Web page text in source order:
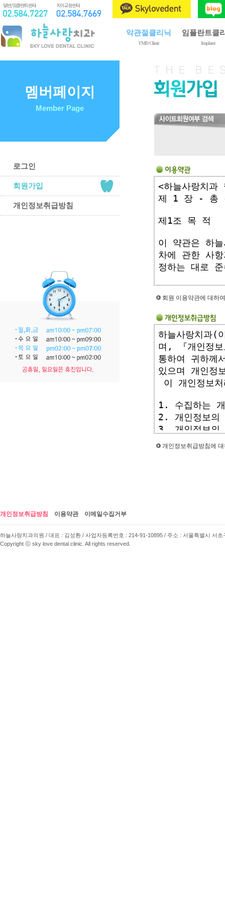
악관절클리닉
TMD Clinic
임플란트클
Implant
제1회 구강내과전문의
치료 후 주의사항
임플란트란?
임플란트 시술
골이식
임플란트 관리
멤버페이지
Member Page
로그인
회원가입
개인정보취급방침
회원 이용약관에 대하
개인정보취급방침에
개인정보취급방침 이용약관 이메일수집거부
하늘사랑치과의원 / 대표 : 김성환 / 사업자등록번호 : 214-91-10895 / 주소 : 서울특별시 서
Copyright ⓒ sky love dental clinic. All rights reserved.